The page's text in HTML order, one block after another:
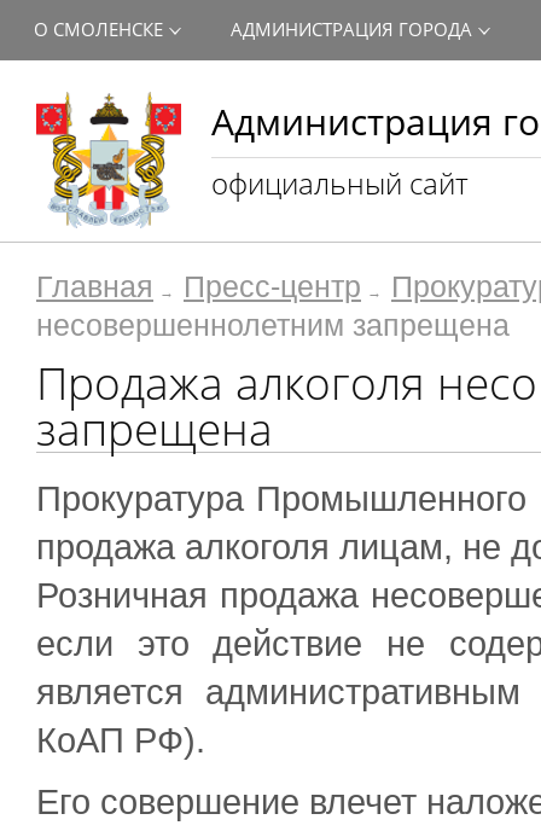
Администрация
официальный сайт
О СМОЛЕНСКЕ АДМИНИСТРАЦИЯ ГОРОДА
Главная Пресс-центр
несовершеннолетним запрещена
Продажа алкоголя
запрещена
Прокуратура Промышленного
продажа алкоголя лицам, не
Розничная продажа
если это действие не
является
КоАП РФ).
Его совершение влечет